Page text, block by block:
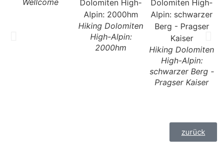
Wellcome
Hiking Dolomiten
High-Alpin:
2000hm
Hiking Dolomiten
High-Alpin:
schwarzer Berg -
Pragser Kaiser
zurück